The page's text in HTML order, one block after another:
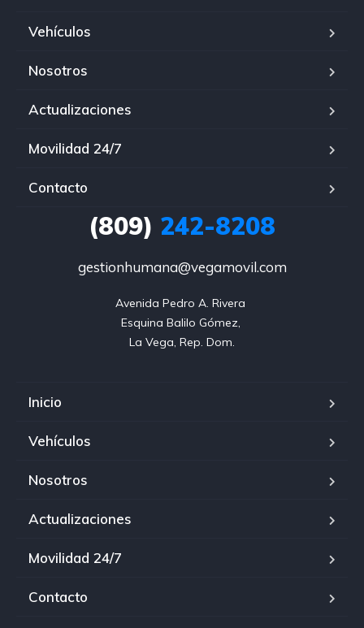
Vehículos
Nosotros
Actualizaciones
Movilidad 24/7
Contacto
(809) 242-8208
gestionhumana@vegamovil.com
Avenida Pedro A. Rivera
Esquina Balilo Gómez,
La Vega, Rep. Dom.
Inicio
Vehículos
Nosotros
Actualizaciones
Movilidad 24/7
Contacto